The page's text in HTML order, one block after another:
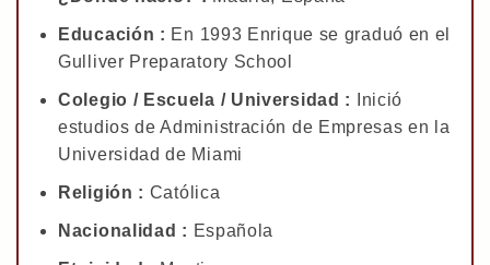
Educación : En 1993 Enrique se graduó en el
Gulliver Preparatory School
Colegio / Escuela / Universidad :
Inició
estudios de Administración de Empresas en la
Universidad de Miami
Religión : Católica
Nacionalidad : Española